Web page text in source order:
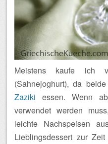
Meistens kaufe ich
(Sahnejoghurt), da
Zaziki essen. Wenn
verwendet werden
leichte Nachspeisen
Lieblingsdessert zur